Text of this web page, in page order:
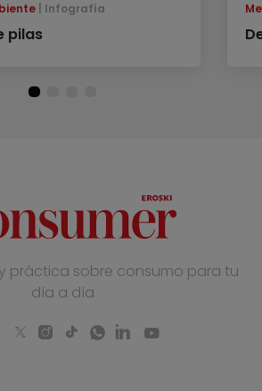
Infografía
pilas
práctica sobre consumo para tu
día a día